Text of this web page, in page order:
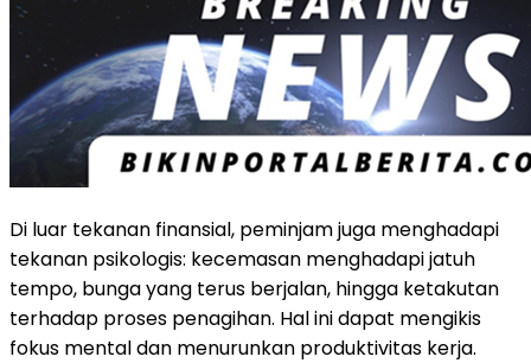
Di luar tekanan finansial, peminjam juga menghadapi
tekanan psikologis: kecemasan menghadapi jatuh
tempo, bunga yang terus berjalan, hingga ketakutan
terhadap proses penagihan. Hal ini dapat mengikis
fokus mental dan menurunkan produktivitas kerja.